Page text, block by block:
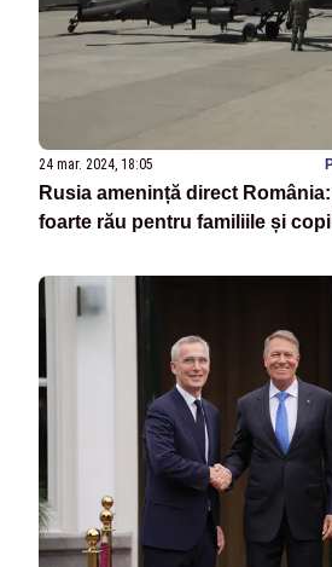
24 mar. 2024, 18:05
Rusia amenință direct
foarte rău pentru familiile și